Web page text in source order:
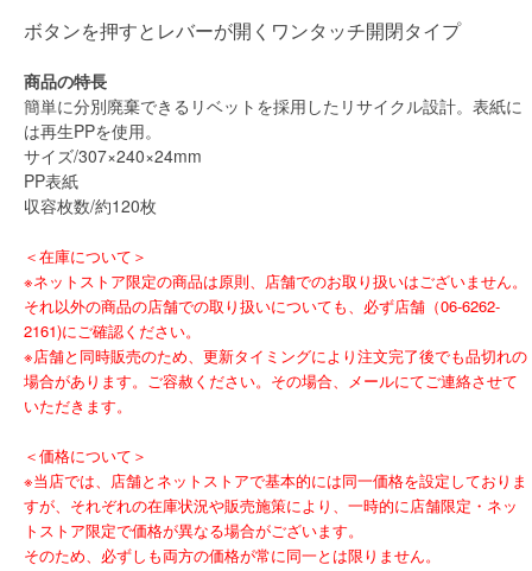
ボタンを押すとレバーが開くワンタッチ開閉タイプ
商品の特長
簡単に分別廃棄できるリベットを採用したリサイクル設計。表紙に
は再生PPを使用。
サイズ/307×240×24mm
PP表紙
収容枚数/約120枚
＜在庫について＞
※ネットストア限定の商品は原則、店舗でのお取り扱いはございません。
それ以外の商品の店舗での取り扱いについても、必ず店舗（06-6262-
2161)にご確認ください。
※店舗と同時販売のため、更新タイミングにより注文完了後でも品切れの
場合があります。ご容赦ください。その場合、メールにてご連絡させて
いただきます。
＜価格について＞
※当店では、店舗とネットストアで基本的には同一価格を設定しておりま
すが、それぞれの在庫状況や販売施策により、一時的に店舗限定・ネッ
トストア限定で価格が異なる場合がございます。
そのため、必ずしも両方の価格が常に同一とは限りません。